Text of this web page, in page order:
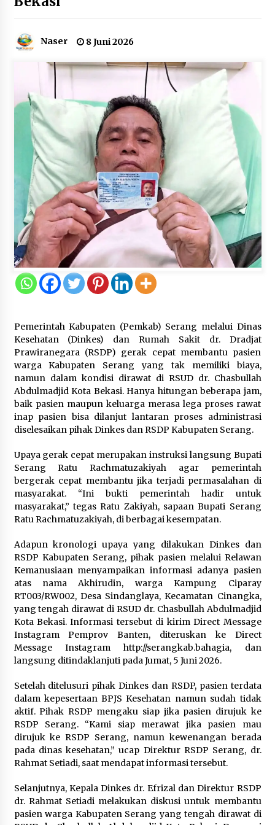
8 Agustus 2026
9 Kopi Botol Terbaik yang Praktis
untuk Menemani Aktivitas
8 Agustus 2026
Kemenpar Turut Perkuat
Pengembangan KEK Samota
sebagai Destinasi Wisata Bahari
Berkelas Dunia
8 Agustus 2026
Festival Lembah Baliem Perkuat
Ekonomi Masyarakat Papua
8 Agustus 2026
Bakteri Yogurt, Kenali Manfaatnya
untuk Kesehatan Pencernaan
8 Agustus 2026
Perawatan PCOS yang Efektif untuk
Menjaga Kesuburan
8 Agustus 2026
Wamenhan Pimpin Prosesi
Pelantikan dan Sertijab Pejabat
Tinggi Kemhan
8 Agustus 2026
DPD Partai Gerakan Rakyat Kota
Tangerang Gelar Konsolidasi
Internal Jelang Pemilu 2029
8 Agustus 2026
Naser 8 Juni 2026
Pemerintah Kabupaten (Pemkab) Serang melalui Dinas
Kesehatan (Dinkes) dan Rumah Sakit dr. Dradjat
Prawiranegara (RSDP) gerak cepat membantu pasien
warga Kabupaten Serang yang tak memiliki biaya,
namun dalam kondisi dirawat di RSUD dr. Chasbullah
Abdulmadjid Kota Bekasi. Hanya hitungan beberapa jam,
baik pasien maupun keluarga merasa lega proses rawat
inap pasien bisa dilanjut lantaran proses administrasi
diselesaikan pihak Dinkes dan RSDP Kabupaten Serang.
Upaya gerak cepat merupakan instruksi langsung Bupati
Serang Ratu Rachmatuzakiyah agar pemerintah
bergerak cepat membantu jika terjadi permasalahan di
masyarakat. “Ini bukti pemerintah hadir untuk
masyarakat,” tegas Ratu Zakiyah, sapaan Bupati Serang
Ratu Rachmatuzakiyah, di berbagai kesempatan.
Adapun kronologi upaya yang dilakukan Dinkes dan
RSDP Kabupaten Serang, pihak pasien melalui Relawan
Kemanusiaan menyampaikan informasi adanya pasien
atas nama Akhirudin, warga Kampung Ciparay
RT003/RW002, Desa Sindanglaya, Kecamatan Cinangka,
yang tengah dirawat di RSUD dr. Chasbullah Abdulmadjid
Kota Bekasi. Informasi tersebut di kirim Direct Message
Instagram Pemprov Banten, diteruskan ke Direct
Message Instagram http://serangkab.bahagia, dan
langsung ditindaklanjuti pada Jumat, 5 Juni 2026.
Setelah ditelusuri pihak Dinkes dan RSDP, pasien terdata
dalam kepesertaan BPJS Kesehatan namun sudah tidak
aktif. Pihak RSDP mengaku siap jika pasien dirujuk ke
RSDP Serang. “Kami siap merawat jika pasien mau
dirujuk ke RSDP Serang, namun kewenangan berada
pada dinas kesehatan,” ucap Direktur RSDP Serang, dr.
Rahmat Setiadi, saat mendapat informasi tersebut.
Selanjutnya, Kepala Dinkes dr. Efrizal dan Direktur RSDP
dr. Rahmat Setiadi melakukan diskusi untuk membantu
pasien warga Kabupaten Serang yang tengah dirawat di